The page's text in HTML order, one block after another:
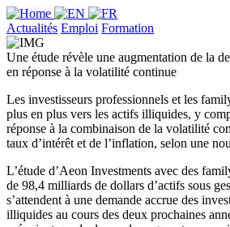
Actualités Emploi Formation
Une étude révèle une augmentation de la
en réponse à la volatilité continue
Les investisseurs professionnels et les
plus en plus vers les actifs illiquides, y
réponse à la combinaison de la volatilité
taux d’intérêt et de l’inflation, selon une
L’étude d’Aeon Investments avec des
de 98,4 milliards de dollars d’actifs sous
s’attendent à une demande accrue des
illiquides au cours des deux prochaines